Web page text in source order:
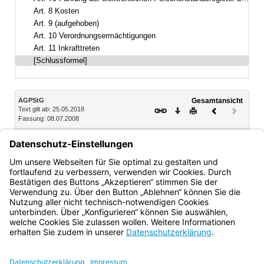
Art. 8 Kosten
Art. 9 (aufgehoben)
Art. 10 Verordnungsermächtigungen
Art. 11 Inkrafttreten
[Schlussformel]
Inhalt
AGPStG
Text gilt ab: 25.05.2018
Fassung: 08.07.2008
Gesamtansicht
Download
DruckenVorheriges
(inaktiv)
München, den 8. Juli 2008
Der Bayerische Ministerpräsident
Dr. Günther Beckstein
Bayern.de
BayernPortal